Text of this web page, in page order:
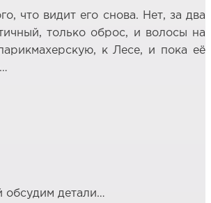
что видит его снова. Нет, за два
только оброс, и волосы на
к Лесе, и пока её
обсудим детали…